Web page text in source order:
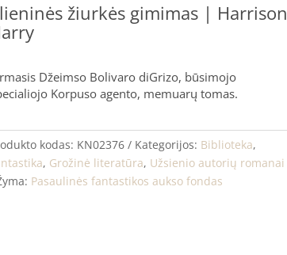
žiurkės gimimas | Harrison
Džeimso Bolivaro diGrizo, būsimojo
Korpuso agento, memuarų tomas.
kodas: KN02376 Kategorijos: Biblioteka,
, Grožinė literatūra, Užsienio autorių romanai
Pasaulinės fantastikos aukso fondas